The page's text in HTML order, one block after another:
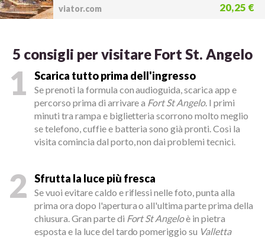
viator.com 20,25 €
5 consigli per visitare Fort St. Angelo
1 Scarica tutto prima dell'ingresso
Se prenoti la formula con audioguida, scarica app e
percorso prima di arrivare a Fort St Angelo. I primi
minuti tra rampa e biglietteria scorrono molto meglio
se telefono, cuffie e batteria sono già pronti. Così la
visita comincia dal porto, non dai problemi tecnici.
2 Sfrutta la luce più fresca
Se vuoi evitare caldo e riflessi nelle foto, punta alla
prima ora dopo l'apertura o all'ultima parte prima della
chiusura. Gran parte di Fort St Angeloè in pietra
esposta e la luce del tardo pomeriggio su Valletta